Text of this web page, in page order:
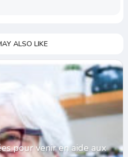
ALSO LIKE
pour venir en aide aux